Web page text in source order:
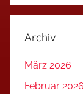
Archiv
März 2026
Februar 2026